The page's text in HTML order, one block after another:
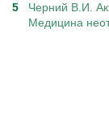
Черний В.И.
Медицина